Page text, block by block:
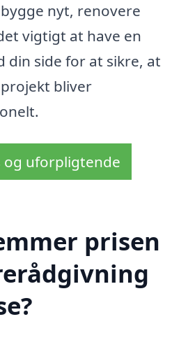
nyt, renovere
vigtigt at have en
din side for at sikre, at
bliver
og uforpligtende
prisen